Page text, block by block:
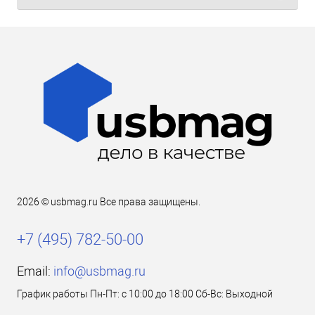
2026 © usbmag.ru Все права защищены.
+7 (495) 782-50-00
Email: info@usbmag.ru
График работы Пн-Пт: с 10:00 до 18:00 Сб-Вс: Выходной